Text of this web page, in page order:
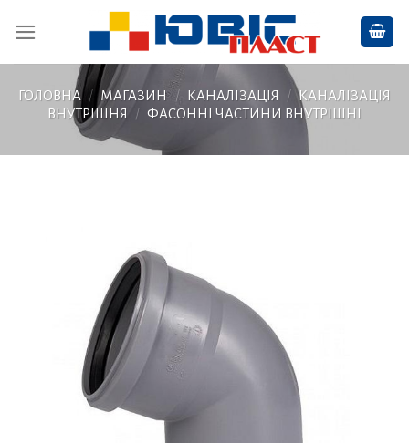
ГОЛОВНА / МАГАЗИН / КАНАЛІЗАЦІЯ / КАНАЛІЗАЦІЯ
ВНУТРІШНЯ
/ ФАСОННІ ЧАСТИНИ ВНУТРІШНІ